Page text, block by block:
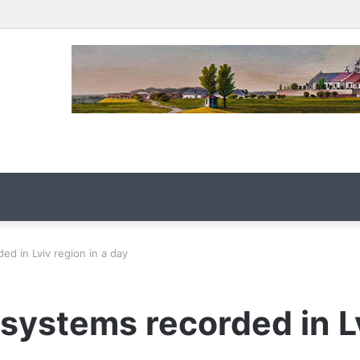
in Lviv region in a day
recorded in